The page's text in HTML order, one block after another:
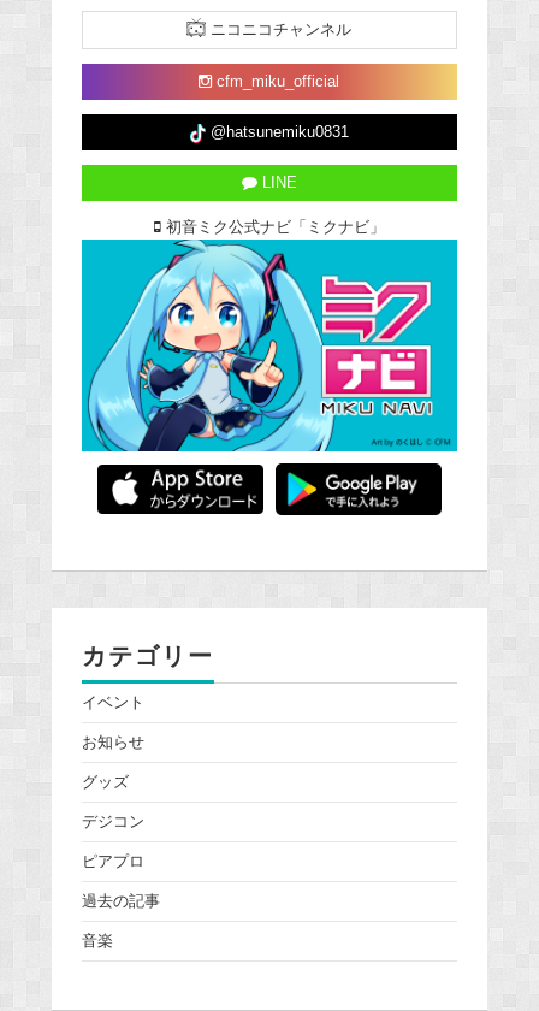
ニコニコチャンネル
cfm_miku_official
@hatsunemiku0831
LINE
初音ミク公式ナビ「ミクナビ」
カテゴリー
イベント
お知らせ
グッズ
デジコン
ピアプロ
過去の記事
音楽